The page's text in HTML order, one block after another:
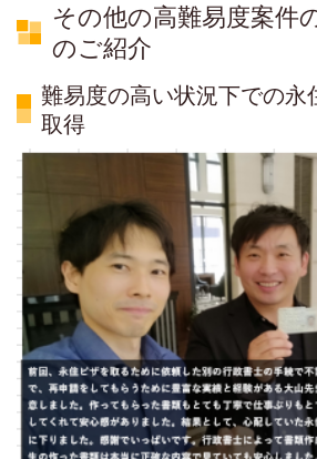
その他の高難易度案件
のご紹介
難易度の高い状況下での永
取得